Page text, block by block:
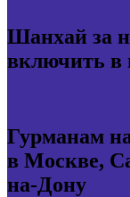
Шанхай за
включить в
Гурманам
в Москве,
на-Дону